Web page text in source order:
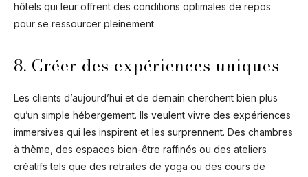
hôtels qui leur offrent des conditions optimales de repos
pour se ressourcer pleinement.
8. Créer des expériences uniques
Les clients d’aujourd’hui et de demain cherchent bien plus
qu’un simple hébergement. Ils veulent vivre des expériences
immersives qui les inspirent et les surprennent. Des chambres
à thème, des espaces bien-être raffinés ou des ateliers
créatifs tels que des retraites de yoga ou des cours de